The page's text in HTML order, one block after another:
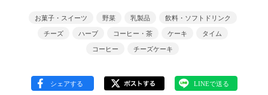
お菓子・スイーツ 野菜 乳製品
飲料・ソフトドリンク
チーズ
ハーブ コーヒー・茶 ケーキ
タイム
コーヒー
チーズケーキ